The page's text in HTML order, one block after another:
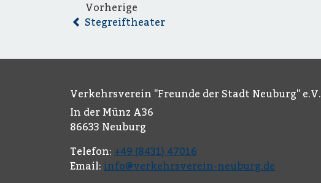
Vorherige
Stegreiftheater
Verkehrsverein "Freunde der Stadt Neuburg" e.V.
In der Münz A36
86633 Neuburg
Telefon: +49 (8431) 47016
Email: info@verkehrsverein-neuburg.de